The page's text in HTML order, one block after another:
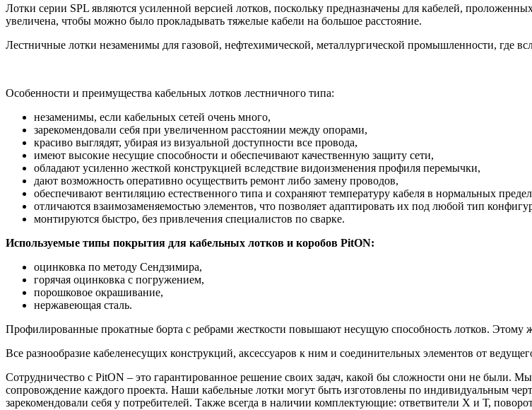
Лотки серии SPL являются усиленной версией лотков, поскольку предназначены для кабелей,
увеличена, чтобы можно было прокладывать тяжелые кабели на большое расстояние.
Лестничные лотки незаменимы для газовой, нефтехимической, металлургической промышленности, где
Особенности и преимущества кабельных лотков лестничного типа:
незаменимы, если кабельных сетей очень много,
зарекомендовали себя при увеличенном расстоянии между опорами,
красиво выглядят, убирая из визуальной доступности все провода,
имеют высокие несущие способности и обеспечивают качественную защиту сети,
обладают усиленно жесткой конструкцией вследствие видоизменения профиля перемычки,
дают возможность оперативно осуществить ремонт либо замену проводов,
обеспечивают вентиляцию естественного типа и сохраняют температуру кабеля в нормальных
отличаются взаимозаменяемостью элементов, что позволяет адаптировать их под любой тип
монтируются быстро, без привлечения специалистов по сварке.
Используемые типы покрытия для кабельных лотков и коробов PitON:
оцинковка по методу Сендзимира,
горячая оцинковка с погружением,
порошковое окрашивание,
нержавеющая сталь.
Профилированные прокатные борта с ребрами жесткости повышают несущую способность лотков. Этому
Все разнообразие кабеленесущих конструкций, аксессуаров к ним и соединительных элементов от
Сотрудничество с PitON – это гарантированное решение своих задач, какой бы сложности они не были.
сопровождение каждого проекта. Наши кабельные лотки могут быть изготовлены по индивидуальным
зарекомендовали себя у потребителей. Также всегда в наличии комплектующие: ответвители Х и Т,